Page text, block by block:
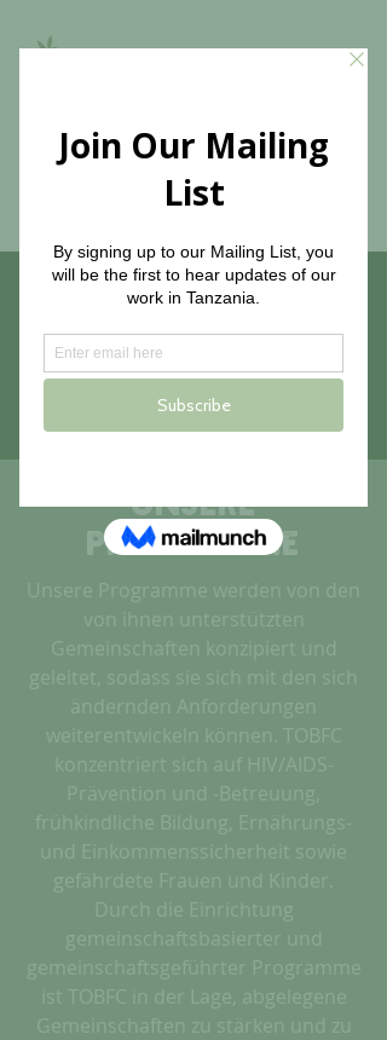
The Olive Branch for
Thank you to our 2025 Leading
Unsere
Programme
Unsere Programme werden von den
von ihnen unterstützten
Gemeinschaften konzipiert und
geleitet, sodass sie sich mit den sich
ändernden Anforderungen
weiterentwickeln können. TOBFC
konzentriert sich auf HIV/AIDS-
Prävention und -Betreuung,
frühkindliche Bildung, Ernährungs-
und Einkommenssicherheit sowie
gefährdete Frauen und Kinder.
Durch die Einrichtung
gemeinschaftsbasierter und
gemeinschaftsgeführter Programme
ist TOBFC in der Lage, abgelegene
Gemeinschaften zu stärken und zu